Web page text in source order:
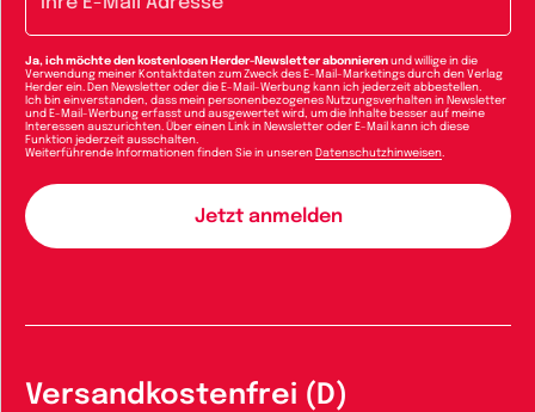
Ja, ich möchte den kostenlosen Herder-Newsletter abonnieren und willige in die
Verwendung meiner Kontaktdaten zum Zweck des E-Mail-Marketings durch den Verlag
Herder ein. Den Newsletter oder die E-Mail-Werbung kann ich jederzeit abbestellen.
Ich bin einverstanden, dass mein personenbezogenes Nutzungsverhalten in Newsletter
und E-Mail-Werbung erfasst und ausgewertet wird, um die Inhalte besser auf meine
Interessen auszurichten. Über einen Link in Newsletter oder E-Mail kann ich diese
Funktion jederzeit ausschalten.
Weiterführende Informationen finden Sie in unseren Datenschutzhinweisen.
Versandkostenfrei (D)